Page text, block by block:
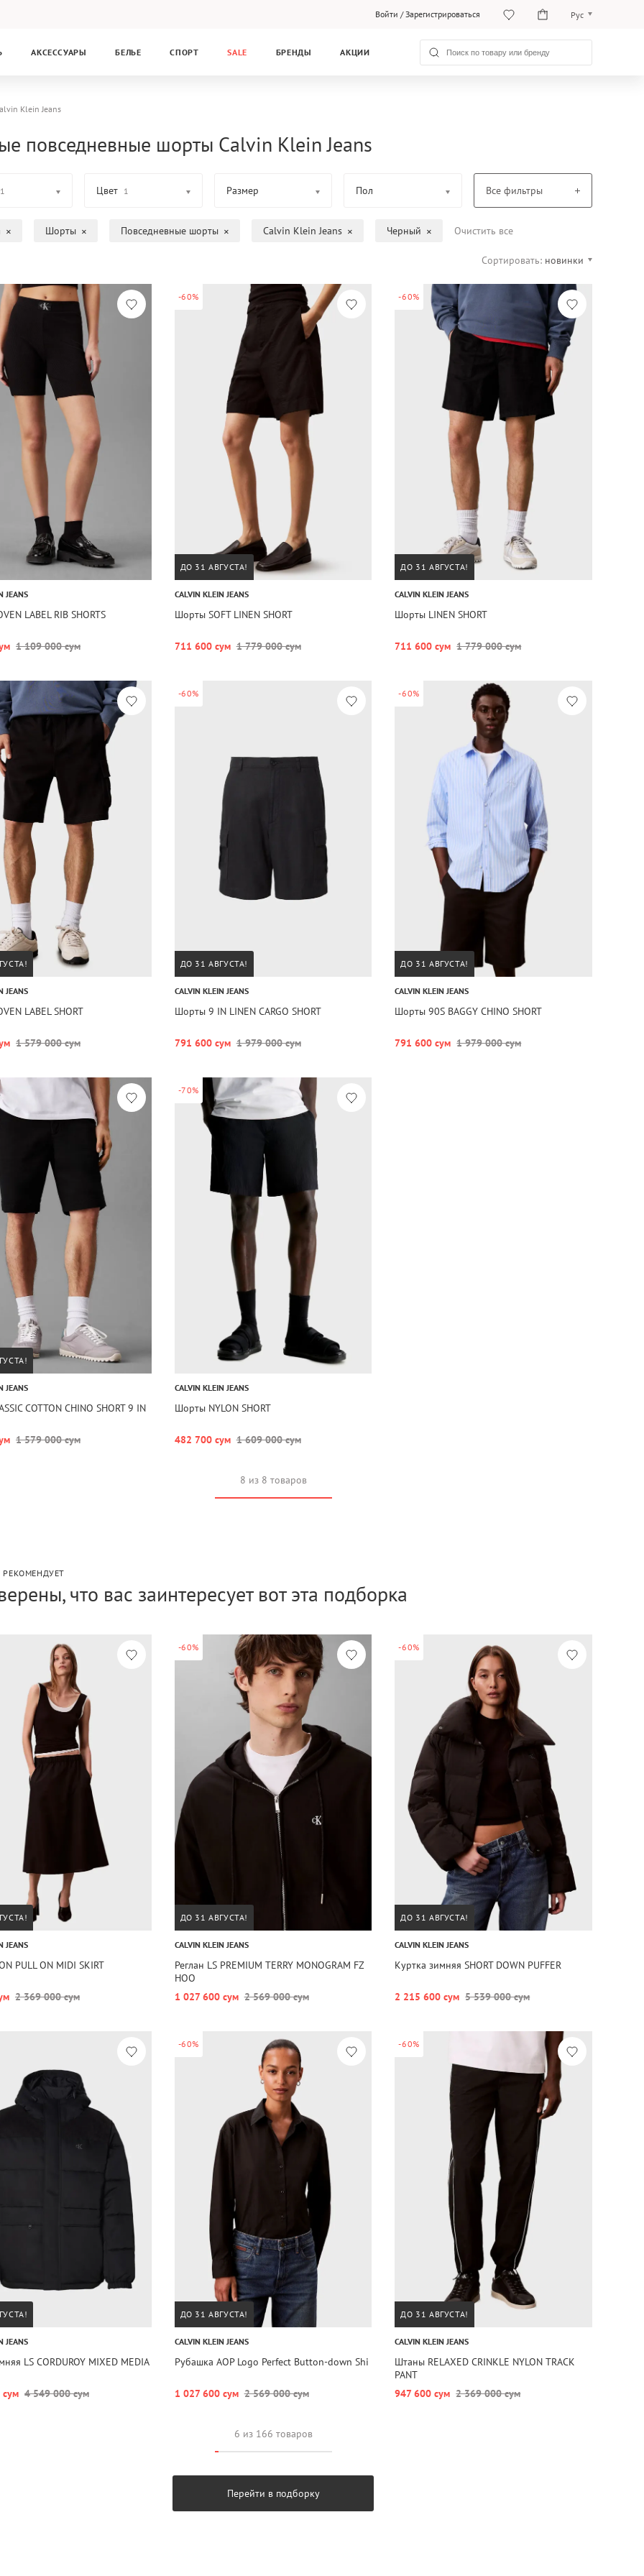
Войти /Зарегистрироваться Рус
Рус
АКСЕССУАРЫ БЕЛЬЕ СПОРТ SALE БРЕНДЫ АКЦИИ
Klein Jeans
повседневные шорты Calvin Klein Jeans
1 Цвет 1 Размер Пол Все фильтры
Шорты Повседневные шорты Calvin Klein Jeans Черный Очистить все
Сортировать: новинки
JEANS
LABEL RIB SHORTS
1 109 000 сум
-60%
ДО 31 АВГУСТА!
CALVIN KLEIN JEANS
Шорты SOFT LINEN SHORT
711 600 сум 1 779 000 сум
-60%
ДО 31 АВГУСТА!
CALVIN KLEIN JEANS
Шорты LINEN SHORT
711 600 сум 1 779 000 сум
JEANS
LABEL SHORT
1 579 000 сум
-60%
ДО 31 АВГУСТА!
CALVIN KLEIN JEANS
Шорты 9 IN LINEN CARGO SHORT
791 600 сум 1 979 000 сум
-60%
ДО 31 АВГУСТА!
CALVIN KLEIN JEANS
Шорты 90S BAGGY CHINO SHORT
791 600 сум 1 979 000 сум
JEANS
COTTON CHINO SHORT 9 IN
1 579 000 сум
-70%
CALVIN KLEIN JEANS
Шорты NYLON SHORT
482 700 сум 1 609 000 сум
8 из 8 товаров
РЕКОМЕНДУЕТ
что вас заинтересует вот эта подборка
JEANS
PULL ON MIDI SKIRT
2 369 000 сум
-60%
ДО 31 АВГУСТА!
CALVIN KLEIN JEANS
Реглан LS PREMIUM TERRY MONOGRAM FZ
HOO
1 027 600 сум 2 569 000 сум
-60%
ДО 31 АВГУСТА!
CALVIN KLEIN JEANS
Куртка зимняя SHORT DOWN PUFFER
2 215 600 сум 5 539 000 сум
JEANS
LS CORDUROY MIXED MEDIA
4 549 000 сум
-60%
ДО 31 АВГУСТА!
CALVIN KLEIN JEANS
Рубашка AOP Logo Perfect Button-down Shi
1 027 600 сум 2 569 000 сум
-60%
ДО 31 АВГУСТА!
CALVIN KLEIN JEANS
Штаны RELAXED CRINKLE NYLON TRACK
PANT
947 600 сум 2 369 000 сум
6 из 166 товаров
Перейти в подборку